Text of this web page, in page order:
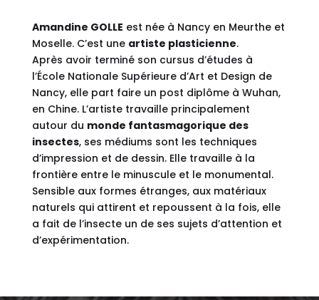
Amandine GOLLE est née à Nancy en Meurthe et
Moselle. C’est une artiste plasticienne.
Après avoir terminé son cursus d’études à
l’École Nationale Supérieure d’Art et Design de
Nancy, elle part faire un post diplôme à Wuhan,
en Chine. L’artiste travaille principalement
autour du monde fantasmagorique des
insectes, ses médiums sont les techniques
d’impression et de dessin. Elle travaille à la
frontière entre le minuscule et le monumental.
Sensible aux formes étranges, aux matériaux
naturels qui attirent et repoussent à la fois, elle
a fait de l’insecte un de ses sujets d’attention et
d’expérimentation.